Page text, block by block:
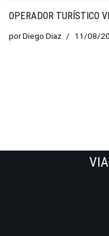
OPERADOR TURÍSTICO
porDiego Diaz 11/08/